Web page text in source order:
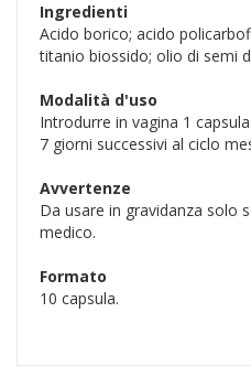
Ingredienti
Acido borico; acido
titanio biossido; olio di semi
Modalità d'uso
Introdurre in vagina 1
7 giorni successivi al ciclo
Avvertenze
Da usare in gravidanza solo
medico.
Formato
10 capsula.